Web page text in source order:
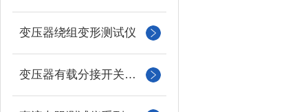
变压器绕组变形测试仪
变压器有载分接开关测试仪